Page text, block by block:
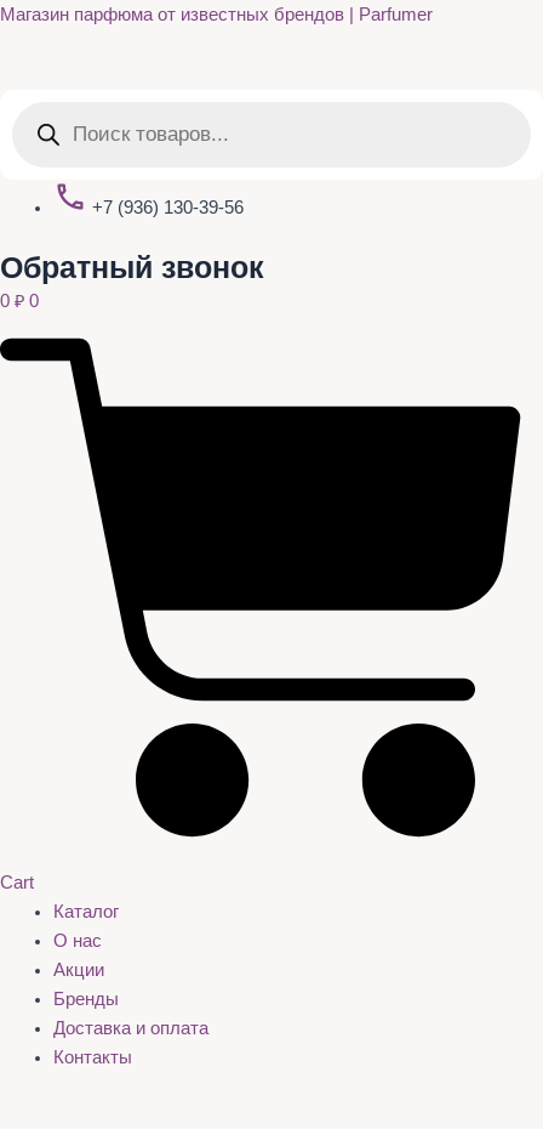
Перейти
Магазин парфюма от известных брендов | Parfumer
товаров
+7 (936) 130-39-56
Обратный звонок
0 ₽ 0
Cart
Каталог
О нас
Акции
Бренды
Доставка и оплата
Контакты
Quantity